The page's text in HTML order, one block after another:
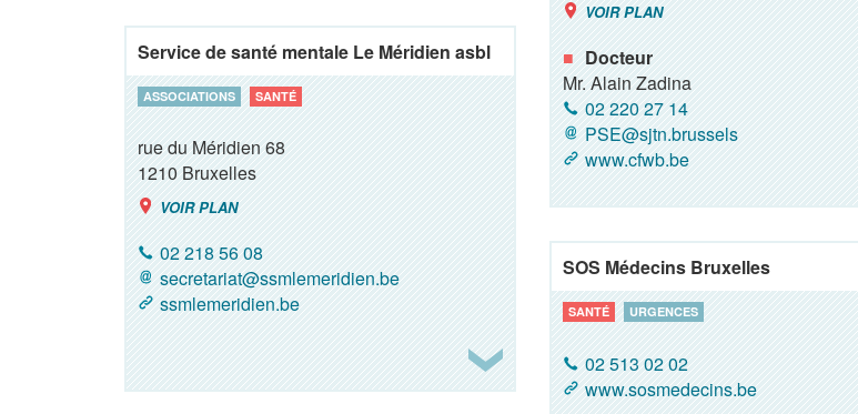
VOIR PLAN
Docteur
Mr. Alain Zadina
02 220 27 14
PSE@sjtn.brussels
www.cfwb.be
Service de santé mentale Le Méridien asbl
ASSOCIATIONS SANTÉ
rue du Méridien 68
1210Bruxelles
VOIR PLAN
02 218 56 08
secretariat@ssmlemeridien.be
ssmlemeridien.be
SOS Médecins Bruxelles
SANTÉ URGENCES
02 513 02 02
www.sosmedecins.be